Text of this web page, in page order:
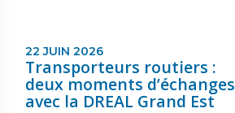
22 JUIN 2026
Transporteurs routiers :
deux moments d’échanges
avec la DREAL Grand Est